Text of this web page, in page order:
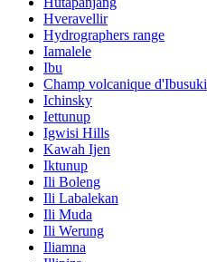
Hveravellir
Hydrographers range
Iamalele
Ibu
Champ volcanique d'Ibusuki
Ichinsky
Iettunup
Igwisi Hills
Kawah Ijen
Iktunup
Ili Boleng
Ili Labalekan
Ili Muda
Ili Werung
Iliamna